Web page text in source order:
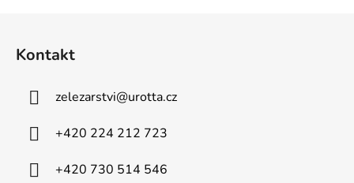
Kontakt
zelezarstvi@urotta.cz
+420 224 212 723
+420 730 514 546